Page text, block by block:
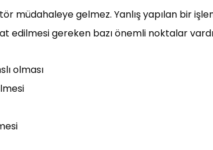
müdahaleye gelmez. Yanlış yapılan bir
edilmesi gereken bazı önemli noktalar
olması